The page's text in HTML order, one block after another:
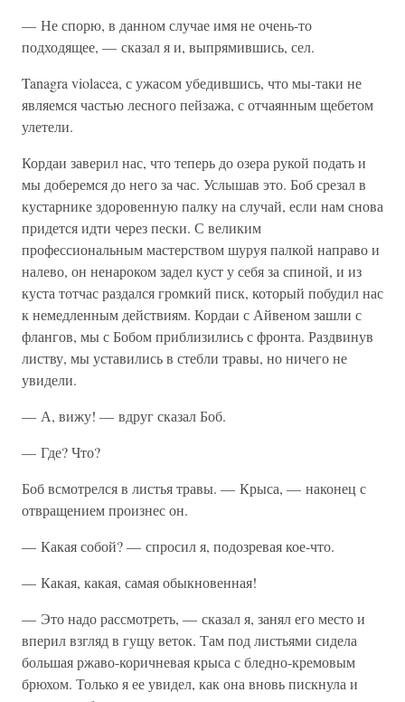
— Не спорю, в данном случае имя не очень-то
подходящее, — сказал я и, выпрямившись, сел.
Tanagra violacea, с ужасом убедившись, что мы-таки не
являемся частью лесного пейзажа, с отчаянным щебетом
улетели.
Кордаи заверил нас, что теперь до озера рукой подать и
мы доберемся до него за час. Услышав это. Боб срезал в
кустарнике здоровенную палку на случай, если нам снова
придется идти через пески. С великим
профессиональным мастерством шуруя палкой направо и
налево, он ненароком задел куст у себя за спиной, и из
куста тотчас раздался громкий писк, который побудил нас
к немедленным действиям. Кордаи с Айвеном зашли с
флангов, мы с Бобом приблизились с фронта. Раздвинув
листву, мы уставились в стебли травы, но ничего не
увидели.
— А, вижу! — вдруг сказал Боб.
— Где? Что?
Боб всмотрелся в листья травы. — Крыса, — наконец с
отвращением произнес он.
— Какая собой? — спросил я, подозревая кое-что.
— Какая, какая, самая обыкновенная!
— Это надо рассмотреть, — сказал я, занял его место и
вперил взгляд в гущу веток. Там под листьями сидела
большая ржаво-коричневая крыса с бледно-кремовым
брюхом. Только я ее увидел, как она вновь пискнула и